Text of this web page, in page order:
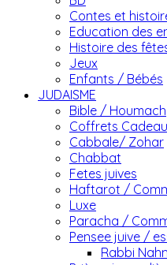
Contes et
Education des
Histoire des
Jeux
Enfants / Bébés
JUDAISME
Bible / Houmach
Coffrets
Cabbale/ Zohar
Chabbat
Fetes juives
Haftarot /
Luxe
Paracha /
Pensee juive /
Rabbi